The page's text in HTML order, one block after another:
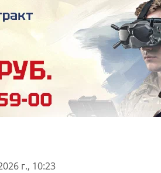
г., 10:23